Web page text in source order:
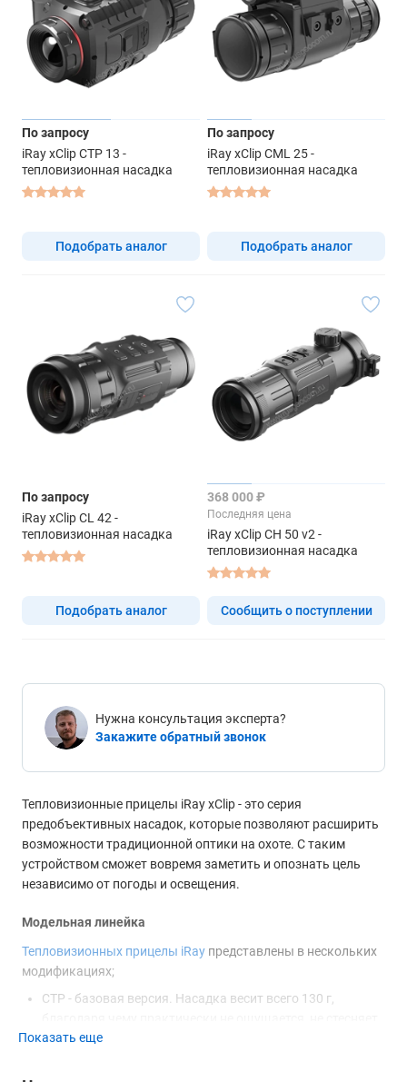
По запросу
iRay xClip CTP 13 -
тепловизионная насадка
Подобрать аналог
По запросу
iRay xClip CML 25 -
тепловизионная насадка
Подобрать аналог
По запросу
iRay xClip CL 42 -
тепловизионная насадка
Подобрать аналог
368 000 ₽
Последняя цена
iRay xClip CH 50 v2 -
тепловизионная насадка
Сообщить о поступлении
Нужна консультация эксперта?
Закажите обратный звонок
Тепловизионные прицелы iRay xClip - это серия
предобъективных насадок, которые позволяют расширить
возможности традиционной оптики на охоте. С таким
устройством сможет вовремя заметить и опознать цель
независимо от погоды и освещения.
Модельная линейка
Тепловизионных прицелы iRay представлены в нескольких
модификациях;
CTP - базовая версия. Насадка весит всего 130 г,
движений и не оказывает никакого негативного
Показать еще